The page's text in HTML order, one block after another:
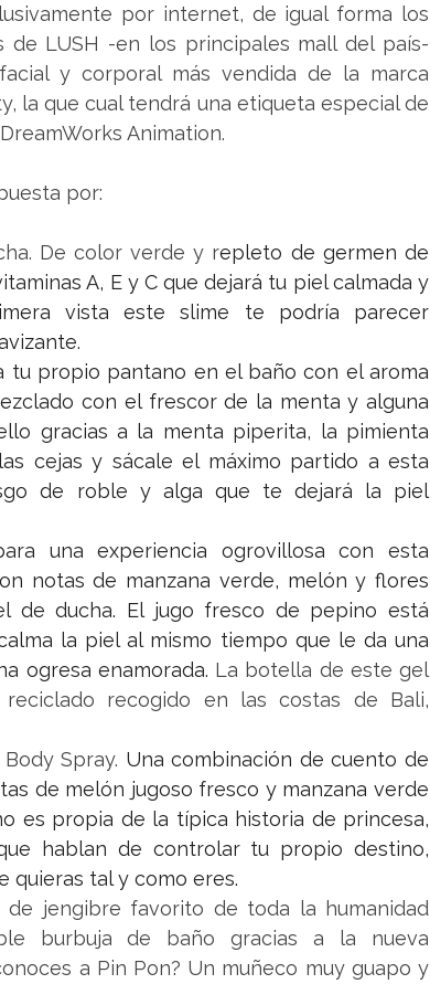
por internet, de igual forma los
LUSH -en los principales mall del país-
y corporal más vendida de la marca
la que cual tendrá una etiqueta especial de
Animation.
por:
De color verde y repleto de germen de
A, E y C que dejará tu piel calmada y
vista este slime te podría parecer
.
tu propio pantano en el baño con el aroma
con el frescor de la menta y alguna
gracias a la menta piperita, la pimienta
cejas y sácale el máximo partido a esta
de roble y alga que te dejará la piel
una experiencia ogrovillosa con esta
notas de manzana verde, melón y flores
de ducha. El jugo fresco de pepino está
la piel al mismo tiempo que le da una
ogresa enamorada. La botella de este gel
recogido en las costas de Bali,
Body Spray. Una combinación de cuento de
de melón jugoso fresco y manzana verde
es propia de la típica historia de princesa,
hablan de controlar tu propio destino,
quieras tal y como eres.
de jengibre favorito de toda la humanidad
burbuja de baño gracias a la nueva
a Pin Pon? Un muñeco muy guapo y